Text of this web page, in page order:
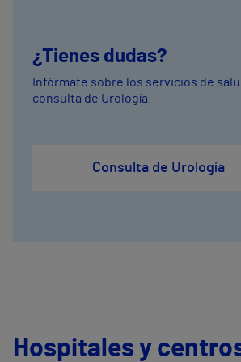
¿Tienes dudas?
Infórmate sobre los servicios de
consulta de Urología.
Consulta de Urología
Hospitales y